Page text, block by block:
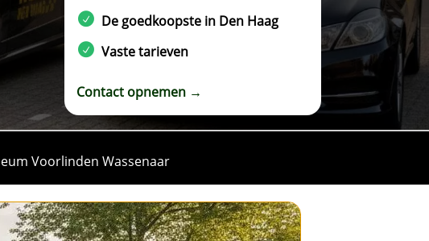
De goedkoopste in Den Haag
Vaste tarieven
Contact opnemen →
Voorlinden Wassenaar